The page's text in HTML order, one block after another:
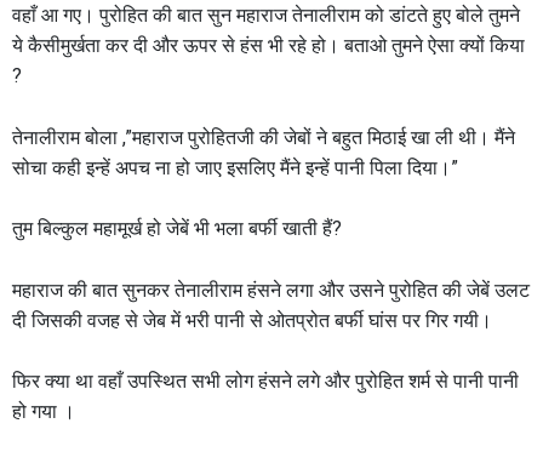
वहाँ आ गए। पुरोहित की बात सुन महाराज तेनालीराम को डांटते हुए बोले तुमने
ये कैसीमुर्खता कर दी और ऊपर से हंस भी रहे हो। बताओ तुमने ऐसा क्यों किया
?
तेनालीराम बोला ,”महाराज पुरोहितजी की जेबों ने बहुत मिठाई खा ली थी। मैंने
सोचा कही इन्हें अपच ना हो जाए इसलिए मैंने इन्हें पानी पिला दिया।”
तुम बिल्कुल महामूर्ख हो जेबें भी भला बर्फी खाती हैं?
महाराज की बात सुनकर तेनालीराम हंसने लगा और उसने पुरोहित की जेबें उलट
दी जिसकी वजह से जेब में भरी पानी से ओतप्रोत बर्फी घांस पर गिर गयी।
फिर क्या था वहाँ उपस्थित सभी लोग हंसने लगे और पुरोहित शर्म से पानी पानी
हो गया ।